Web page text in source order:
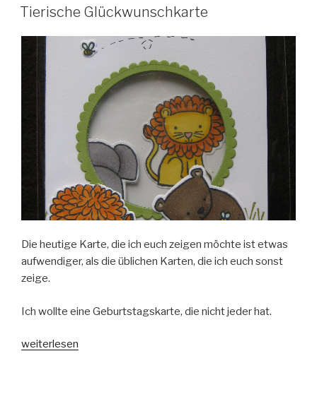
AM
Tierische Glückwunschkarte
Die heutige Karte, die ich euch zeigen möchte ist etwas
aufwendiger, als die üblichen Karten, die ich euch sonst
zeige.
Ich wollte eine Geburtstagskarte, die nicht jeder hat.
„Tierische
weiterlesen